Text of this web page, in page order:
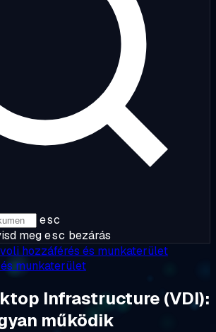
esc
megesc bezárás
hozzáférés és munkaterület
munkaterület
Infrastructure (VDI):
működik